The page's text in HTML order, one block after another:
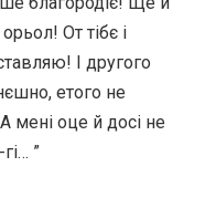
От тібє і
І другого
етого не
мені оце й досі не
”